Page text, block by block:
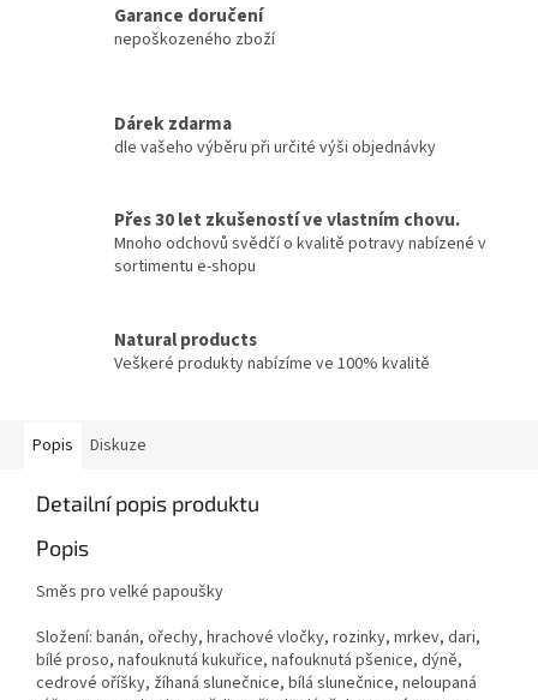
Garance doručení
nepoškozeného zboží
Dárek zdarma
dle vašeho výběru při určité výši objednávky
Přes 30 let zkušeností ve vlastním chovu.
Mnoho odchovů svědčí o kvalitě potravy nabízené v
sortimentu e-shopu
Natural products
Veškeré produkty nabízíme ve 100% kvalitě
Popis Diskuze
Detailní popis produktu
Popis
Směs pro velké papoušky
Složení: banán, ořechy, hrachové vločky, rozinky, mrkev, dari,
bílé proso, nafouknutá kukuřice, nafouknutá pšenice, dýně,
cedrové oříšky, žíhaná slunečnice, bílá slunečnice, neloupaná